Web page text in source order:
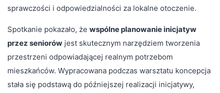
sprawczości i odpowiedzialności za lokalne otoczenie.
Spotkanie pokazało, że wspólne planowanie inicjatyw
przez seniorów jest skutecznym narzędziem tworzenia
przestrzeni odpowiadającej realnym potrzebom
mieszkańców. Wypracowana podczas warsztatu koncepcja
stała się podstawą do późniejszej realizacji inicjatywy,